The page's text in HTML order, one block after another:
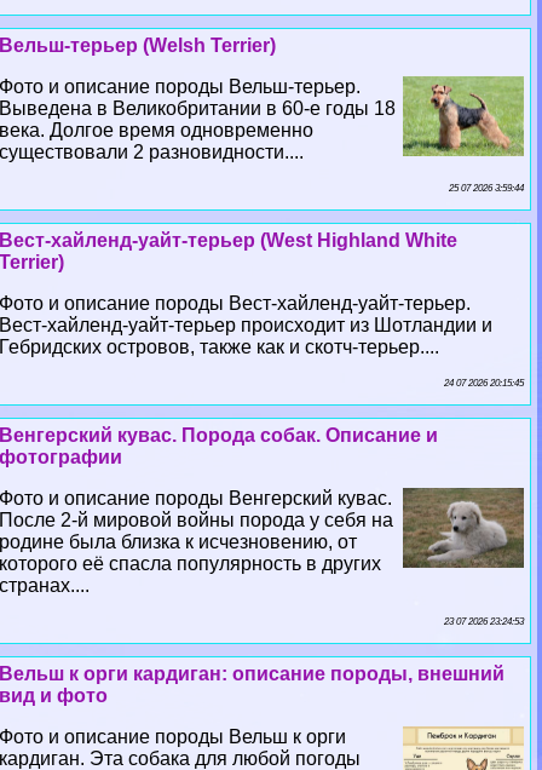
Вельш-терьер (Welsh Terrier)
Фото и описание породы Вельш-терьер.
Выведена в Великобритании в 60-е годы 18
века. Долгое время одновременно
существовали 2 разновидности....
25 07 2026 3:59:44
Вест-хайленд-уайт-терьер (West Highland White
Terrier)
Фото и описание породы Вест-хайленд-уайт-терьер.
Вест-хайленд-уайт-терьер происходит из Шотландии и
Гебридских островов, также как и скотч-терьер....
24 07 2026 20:15:45
Венгерский кувас. Порода собак. Описание и
фотографии
Фото и описание породы Венгерский кувас.
После 2-й мировой войны порода у себя на
родине была близка к исчезновению, от
которого её спасла популярность в других
странах....
23 07 2026 23:24:53
Вельш к opги кардиган: описание породы, внешний
вид и фото
Фото и описание породы Вельш к opги
кардиган. Эта собака для любой погоды